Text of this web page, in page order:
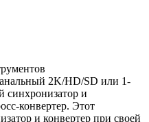
2K/HD/SD или 1-
синхронизатор и
конвертер. Этот
и конвертер при своей